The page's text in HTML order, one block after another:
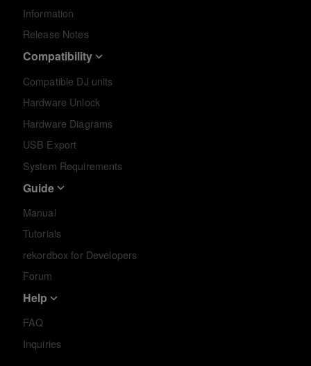
Information
Release Notes
Compatibility
Compatible DJ units
Hardware Unlock
Hardware Diagrams
USB Export
System Requirements
Guide
Manual
Tutorials
rekordbox for Developers
Forum
Help
FAQ
Inquiries